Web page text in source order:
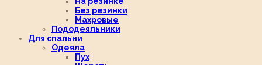
Без резинки
Махровые
Пододеяльники
Для спальни
Одеяла
Пух